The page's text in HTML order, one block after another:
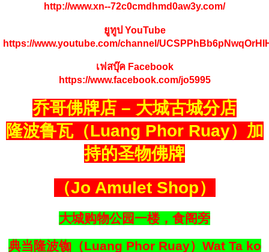
http://www.xn--72c0cmdhmd0aw3y.com/
ยูทูป YouTube
https://www.youtube.com/channel/
เฟสบุ๊ค Facebook
https://www.facebook.com/jo5995
乔哥佛牌店 – 大城古城分店
隆波鲁瓦（Luang Phor Ruay）加
持的圣物佛牌
（Jo Amulet Shop）
大城购物公园一楼，食阁旁
典当隆波铷（Luang Phor Ruay）Wat Ta ko